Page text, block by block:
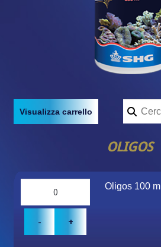
Visualizza carrello
OLIGOS
Oligos 100 ml